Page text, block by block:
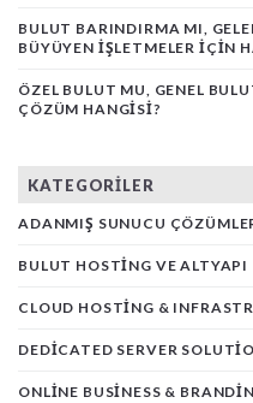
BULUT BARINDIRMA MI,
BÜYÜYEN İŞLETMELER İÇIN
ÖZEL BULUT MU, GENEL
ÇÖZÜM HANGISI?
KATEGORILER
ADANMIŞ SUNUCU
BULUT HOSTING VE ALTYAPI
CLOUD HOSTING &
DEDICATED SERVER
ONLINE BUSINESS &